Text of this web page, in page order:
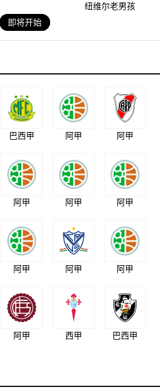
纽维尔老男孩
即将开始
巴西甲 阿甲 阿甲
阿甲 阿甲 阿甲
阿甲 阿甲 阿甲
阿甲 西甲 巴西甲